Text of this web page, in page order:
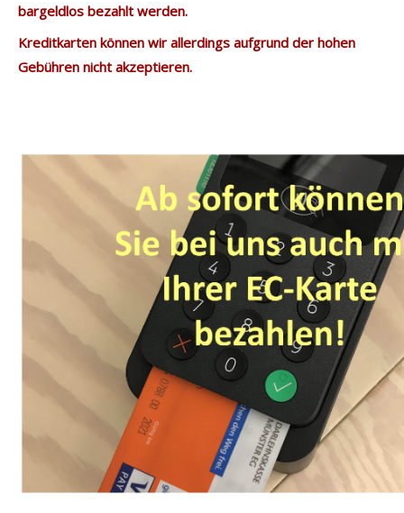
bargeldlos bezahlt werden.
Kreditkarten können wir allerdings aufgrund der hohen
Gebühren nicht akzeptieren.